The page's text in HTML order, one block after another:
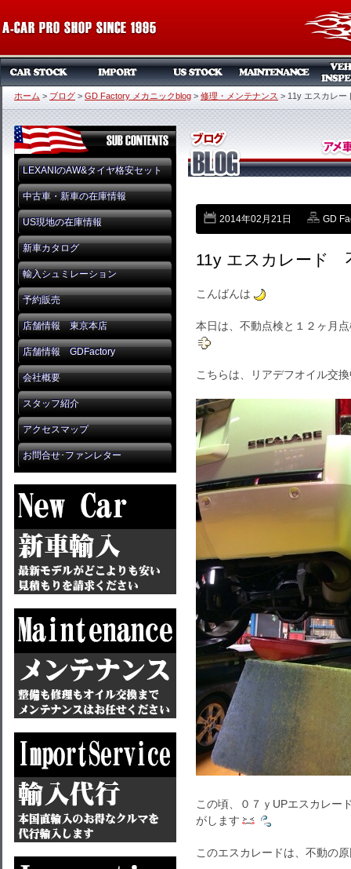
ホーム > ブログ > GD Factory メカニックblog > 修理・メンテナンス > 11y エスカレ
LEXANIのAW&タイヤ格安セット
中古車・新車の在庫情報
US現地の在庫情報
新車カタログ
輸入シュミレーション
予約販売
店舗情報 東京本店
店舗情報 GDFactory
会社概要
スタッフ紹介
アクセスマップ
お問合せ･ファンレター
2014年02月21日 GD
11y エスカレード
こんばんは
本日は、不動点検と１２ヶ月
こちらは、リアデフオイル交
この頃、０７ｙUPエスカレー
がします
このエスカレードは、不動の